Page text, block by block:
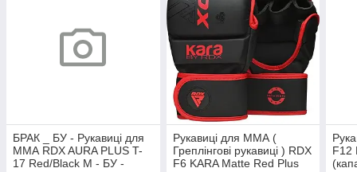
БРАК _ БУ - Рукавиці для
ММА RDX AURA PLUS T-
17 Red/Black M - БУ -
Рукавиці для ММА (
Греплінгові рукавиці ) RDX
F6 KARA Matte Red Plus
F12